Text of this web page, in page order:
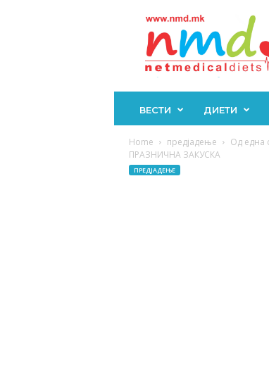
ВЕСТИ ДИЕТИ
Home предјадење
Од една
ПРАЗНИЧНА ЗАКУСКА
ПРЕДЈАДЕЊЕ